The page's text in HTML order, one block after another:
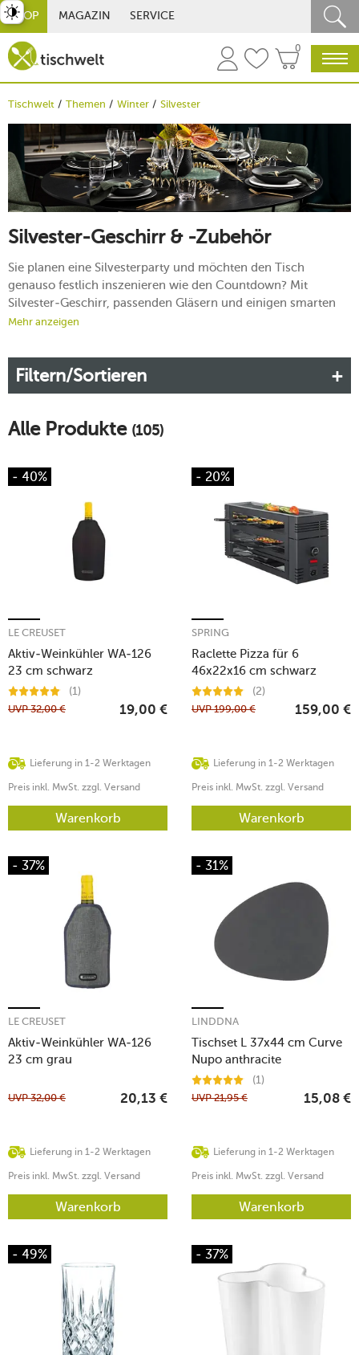
SHOP MAGAZIN SERVICE
0
Tischwelt Themen Winter Silvester
Silvester-Geschirr & -Zubehör
Sie planen eine Silvesterparty und möchten den Tisch
genauso festlich inszenieren wie den Countdown? Mit
Silvester-Geschirr, passenden Gläsern und einigen smarten
Kombi-Ideen schaffen Sie im Handumdrehen eine stimmige
Sie Designs von elegant bis modern und finden Sie genau den
Look, der zu Ihrem Abend passt.
Mehr erfahren!
Mehr anzeigen
Filtern/Sortieren
Alle Produkte (105)
- 40%
Aktiv-Weinkühler WA-126
23 cm schwarz
LE CREUSET
(1)
Lieferung in 1-2 Werktagen
UVP32,00 € 19,00 €
Preis inkl. MwSt. zzgl. Versand
Warenkorb
- 20%
Raclette Pizza für 6
46x22x16 cm schwarz
SPRING
(2)
Lieferung in 1-2 Werktagen
UVP199,00 € 159,00 €
Preis inkl. MwSt. zzgl. Versand
Warenkorb
- 37%
Aktiv-Weinkühler WA-126
23 cm grau
LE CREUSET
Lieferung in 1-2 Werktagen
UVP32,00 € 20,13 €
Preis inkl. MwSt. zzgl. Versand
Warenkorb
- 31%
Tischset L 37x44 cm Curve
Nupo anthracite
LINDDNA
(1)
Lieferung in 1-2 Werktagen
UVP21,95 € 15,08 €
Preis inkl. MwSt. zzgl. Versand
Warenkorb
- 49% - 37%
umschalten